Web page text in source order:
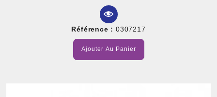
Référence : 0307217
Ajouter Au Panier